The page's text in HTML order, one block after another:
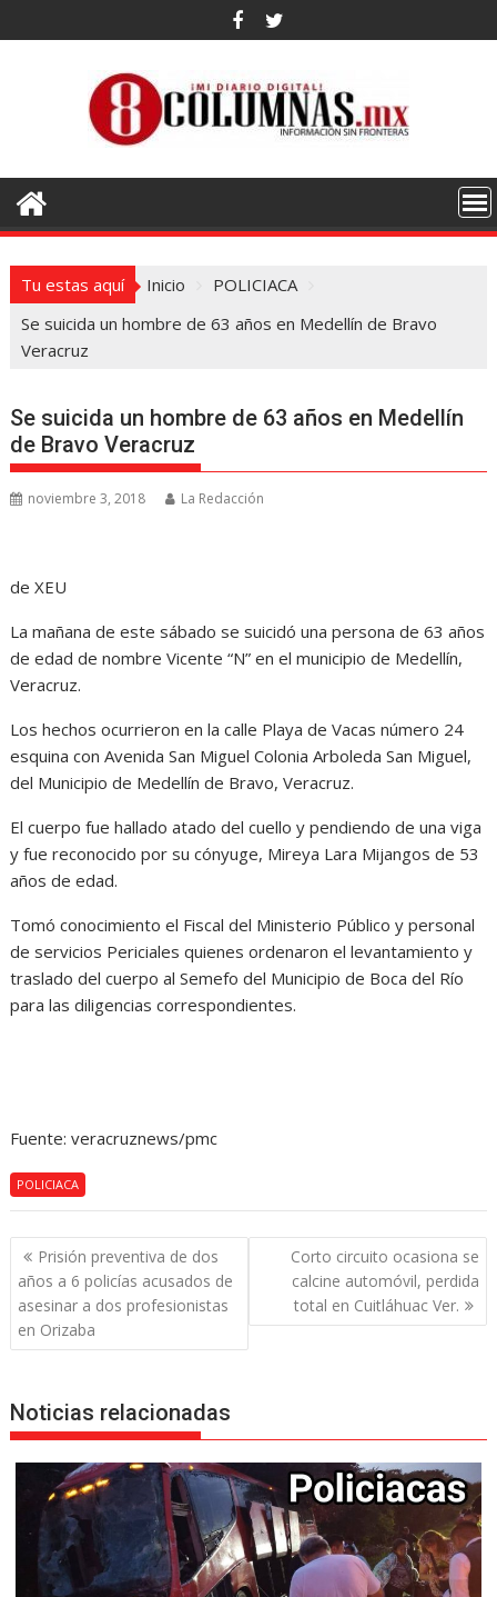
al
Tu estas aquí Inicio
POLICIACA
Se suicida un hombre de 63 años en Medellín de Bravo
Veracruz
Se suicida un hombre de 63 años en Medellín
de Bravo Veracruz
noviembre 3, 2018 La Redacción
de XEU
La mañana de este sábado se suicidó una persona de 63 años
de edad de nombre Vicente “N” en el municipio de Medellín,
Veracruz.
Los hechos ocurrieron en la calle Playa de Vacas número 24
esquina con Avenida San Miguel Colonia Arboleda San Miguel,
del Municipio de Medellín de Bravo, Veracruz.
El cuerpo fue hallado atado del cuello y pendiendo de una viga
y fue reconocido por su cónyuge, Mireya Lara Mijangos de 53
años de edad.
Tomó conocimiento el Fiscal del Ministerio Público y personal
de servicios Periciales quienes ordenaron el levantamiento y
traslado del cuerpo al Semefo del Municipio de Boca del Río
para las diligencias correspondientes.
Fuente: veracruznews/pmc
POLICIACA
Navegación
de
entradas
Prisión preventiva de dos
años a 6 policías acusados de
asesinar a dos profesionistas
en Orizaba
Corto circuito ocasiona se
calcine automóvil, perdida
total en Cuitláhuac Ver.
Noticias relacionadas